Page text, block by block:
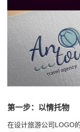
第一步：以情托物
在设计旅游公司LOGO